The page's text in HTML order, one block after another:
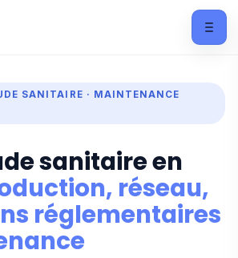
SANITAIRE · MAINTENANCE
sanitaire en
réseau,
réglementaires